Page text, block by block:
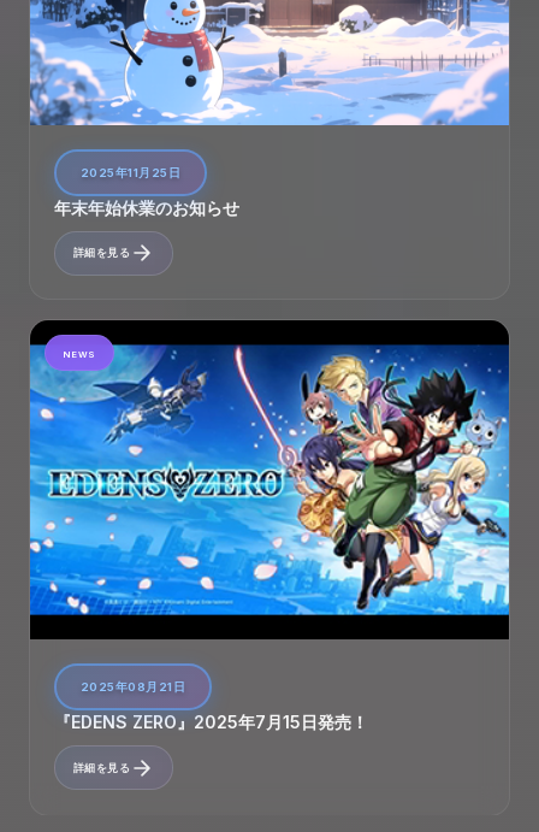
2025年11月25日
年末年始休業のお知らせ
詳細を見る
NEWS
2025年08月21日
『EDENS ZERO』2025年7月15日発売！
詳細を見る